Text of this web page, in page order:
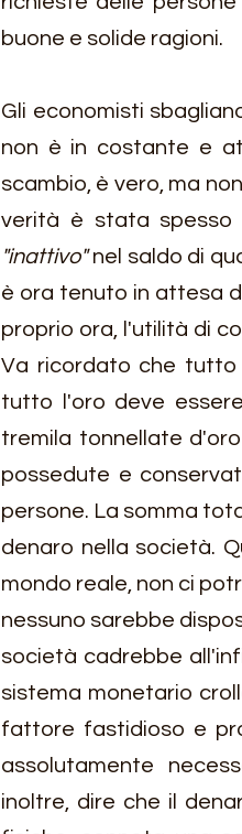
buone e solide ragioni.
Gli economisti
non è in costante e
scambio, è vero, ma
"inattivo" nel saldo di
è ora tenuto in attesa
proprio ora, l'utilità di
Va ricordato che tutto
tutto l'oro deve
tremila tonnellate
possedute e
persone. La somma
denaro nella società.
mondo reale, non ci
nessuno sarebbe
società cadrebbe
sistema monetario
fattore fastidioso e
assolutamente
inoltre, dire che il